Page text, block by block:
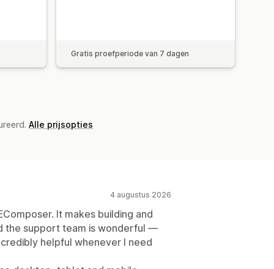
Gratis proefperiode van 7 dagen
Alle prijsopties
4 augustus 2026
It makes building and
the support team is wonderful —
helpful whenever I need